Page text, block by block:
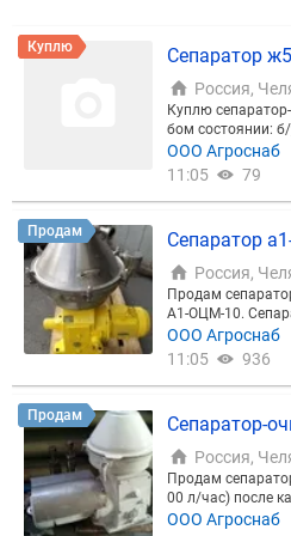
ной струны,
ланки. Выезд
ощь и хорошее
м. Более
нашей компании
а нашем сайте
Куплю Сепаратор
Россия,
Куплю
бом состоянии:
еисправный, на
ООО Агроснаб
11:05
79
Продам Сепаратор
Россия,
Продам
А1-ОЦМ-10.
л/час ( 10000 л/
осадка.
гидросистемой,
ООО Агроснаб
11:05
936
Продам Сепаратор-
Россия,
Продам
00 л/час) после
рабан. Полная
ООО Агроснаб